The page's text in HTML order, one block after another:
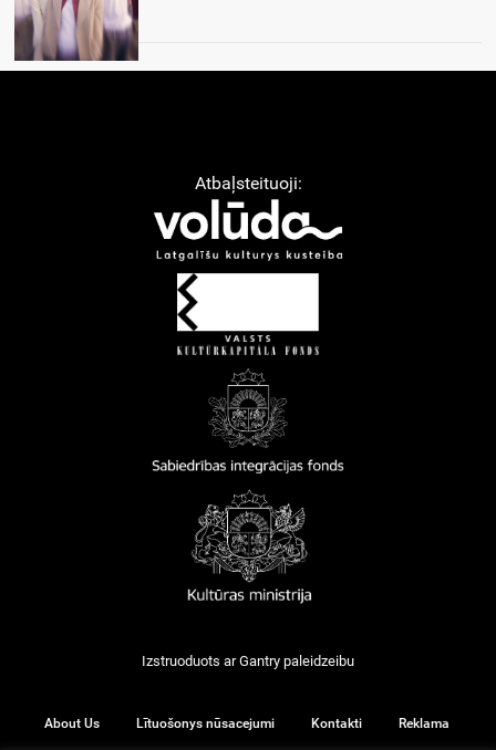
Atbaļsteituoji:
Izstruoduots arGantry paleidzeibu
About Us Lītuošonys nūsacejumi Kontakti Reklama